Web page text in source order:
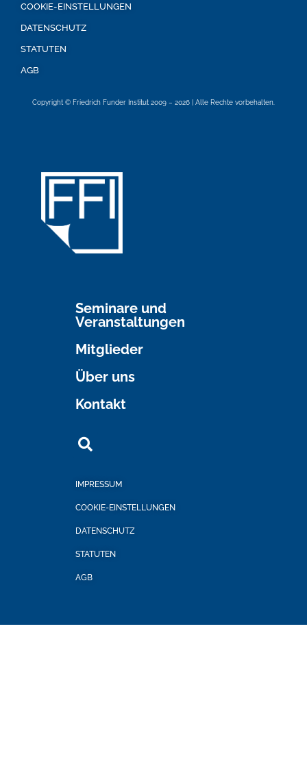
COOKIE-EINSTELLUNGEN
DATENSCHUTZ
STATUTEN
AGB
Copyright © Friedrich Funder Institut 2009 – 2026 | Alle Rechte vorbehalten.
Seminare und
Veranstaltungen
Mitglieder
Über uns
Kontakt
IMPRESSUM
COOKIE-EINSTELLUNGEN
DATENSCHUTZ
STATUTEN
AGB